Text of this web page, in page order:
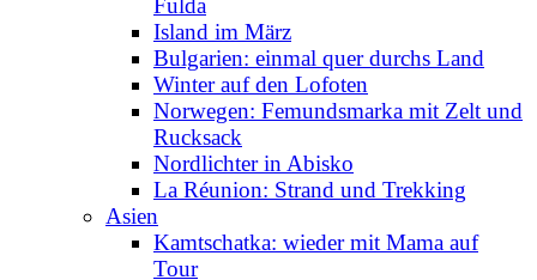
Island im März
Bulgarien: einmal quer durchs Land
Winter auf den Lofoten
Norwegen: Femundsmarka mit Zelt und
Rucksack
Nordlichter in Abisko
La Réunion: Strand und Trekking
Asien
Kamtschatka: wieder mit Mama auf
Tour